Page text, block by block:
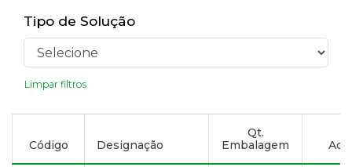
Tipo de Solução
Limpar filtros
Código Designação
Qt.
Embalagem